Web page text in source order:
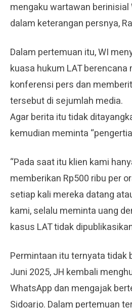
mengaku wartawan berinisial
dalam keterangan persnya,
Dalam pertemuan itu, WI
kuasa hukum LAT berencana
konferensi pers dan
tersebut di sejumlah media.
Agar berita itu tidak
kemudian meminta
“Pada saat itu klien kami
memberikan Rp500 ribu per
setiap kali mereka datang
kami, selalu meminta uang
kasus LAT tidak
Permintaan itu ternyata tidak
Juni 2025, JH kembali
WhatsApp dan mengajak
Sidoarjo. Dalam pertemuan